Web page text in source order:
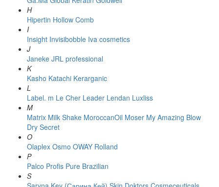
H
Hipertin Hollow Comb
I
Insight Invisibobble Iva cosmetics
J
Janeke JRL professional
K
Kasho Katachi Kerarganic
L
Label. m Le Cher Leader Lendan Luxliss
M
Matrix Milk Shake MoroccanOil Moser My Amazing Blow
Dry Secret
O
Olaplex Osmo OWAY Rolland
P
Palco Profis Pure Brazilian
S